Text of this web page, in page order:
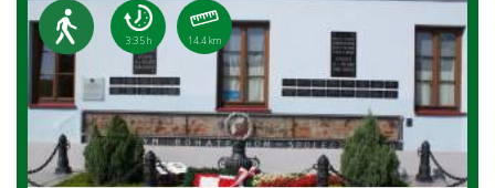
3:35 h 14.4 km